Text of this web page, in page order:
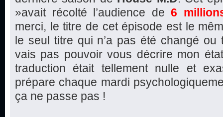
»avait récolté l’audience de6
merci, le titre de cet épisode est le
le seul titre qui n’a pas été changé
vais pas pouvoir vous décrire mon
traduction était tellement nulle et
prépare chaque mardi
ça ne passe pas !